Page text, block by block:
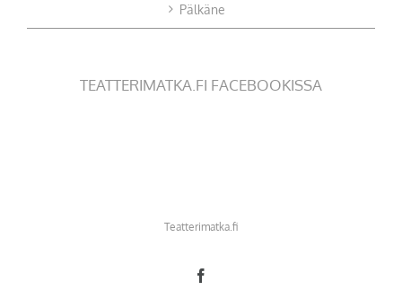
Pälkäne
TEATTERIMATKA.FI FACEBOOKISSA
Teatterimatka.fi